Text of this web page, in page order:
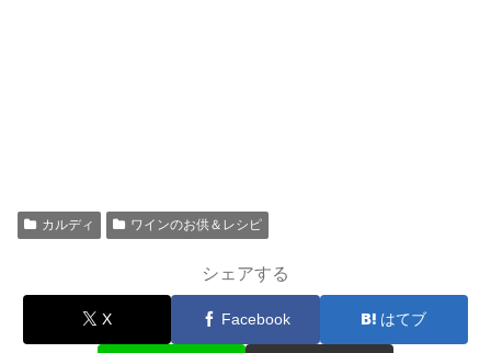
カルディ ワインのお供＆レシピ
シェアする
X Facebook はてブ